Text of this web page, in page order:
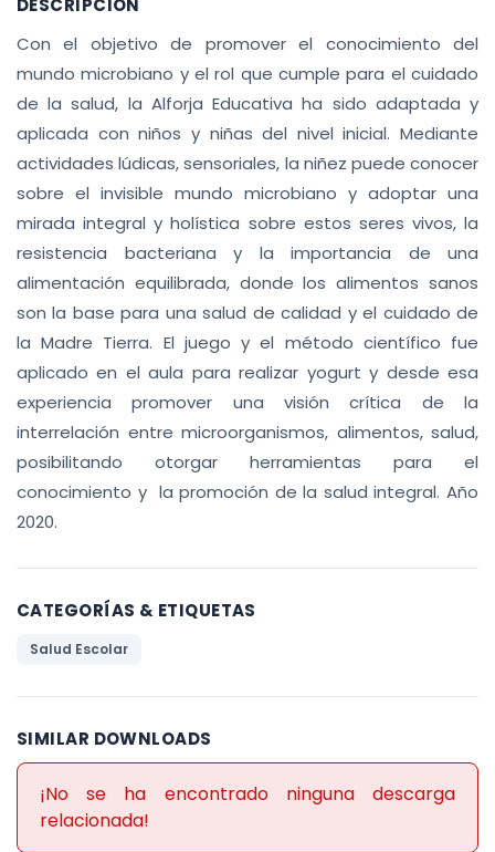
Con el objetivo de promover el conocimiento del
mundo microbiano y el rol que cumple para el cuidado
de la salud, la Alforja Educativa ha sido adaptada y
aplicada con niños y niñas del nivel inicial. Mediante
actividades lúdicas, sensoriales, la niñez puede conocer
sobre el invisible mundo microbiano y adoptar una
mirada integral y holística sobre estos seres vivos, la
resistencia bacteriana y la importancia de una
alimentación equilibrada, donde los alimentos sanos
son la base para una salud de calidad y el cuidado de
la Madre Tierra. El juego y el método científico fue
aplicado en el aula para realizar yogurt y desde esa
experiencia promover una visión crítica de la
interrelación entre microorganismos, alimentos, salud,
posibilitando otorgar herramientas para el
conocimiento y la promoción de la salud integral. Año
2020.
CATEGORÍAS & ETIQUETAS
Salud Escolar
SIMILAR DOWNLOADS
¡No se ha encontrado ninguna descarga
relacionada!